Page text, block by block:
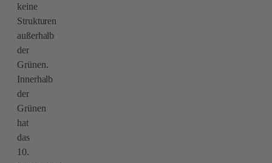
keine
Strukturen
außerhalb
der
Grünen.
Innerhalb
der
Grünen
hat
das
10.